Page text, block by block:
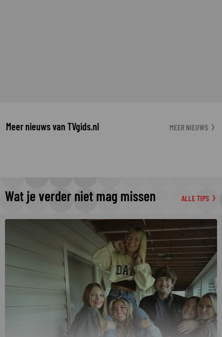
Meer nieuws van TVgids.nl MEER NIEUWS
Wat je verder niet mag missen ALLE TIPS